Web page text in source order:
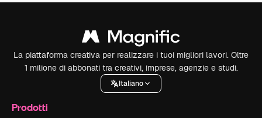
La piattaforma creativa per realizzare i tuoi migliori lavori. Oltre
1 milione di abbonati tra creativi, imprese, agenzie e studi.
Italiano
Prodotti